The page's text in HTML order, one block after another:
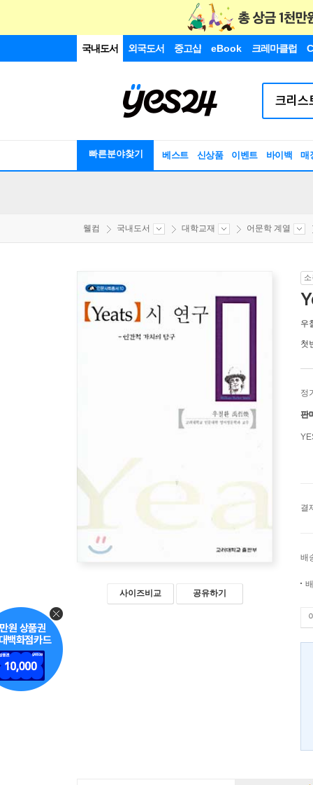
국내도서 외국도서 중고샵 eBook 크레마클럽
빠른분야찾기 베스트 신상품 이벤트 바이백 매
웰컴 국내도서 대학교재 어문학 계열
사이즈비교 공유하기
우
첫
정
판
결
배